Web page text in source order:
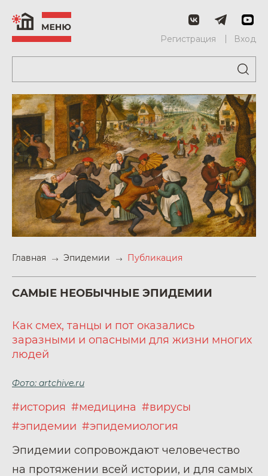
Регистрация Вход
Главная Эпидемии Публикация
САМЫЕ НЕОБЫЧНЫЕ ЭПИДЕМИИ
Как смех, танцы и пот оказались
заразными и опасными для жизни многих
людей
Фото: artchive.ru
#история #медицина #вирусы
#эпидемии #эпидемиология
Эпидемии сопровождают человечество
на протяжении всей истории, и для самых